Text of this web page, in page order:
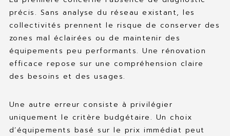
précis. Sans analyse du réseau existant, les
collectivités prennent le risque de conserver des
zones mal éclairées ou de maintenir des
équipements peu performants. Une rénovation
efficace repose sur une compréhension claire
des besoins et des usages.
Une autre erreur consiste à privilégier
uniquement le critère budgétaire. Un choix
d’équipements basé sur le prix immédiat peut